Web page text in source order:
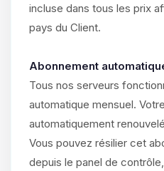
incluse dans tous les prix
pays du Client.
Abonnement
Tous nos serveurs
automatique mensuel.
automatiquement
Vous pouvez résilier cet
depuis le panel de